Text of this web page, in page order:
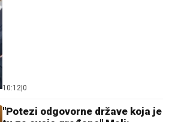
10:12 0
"Potezi odgovorne države koja je